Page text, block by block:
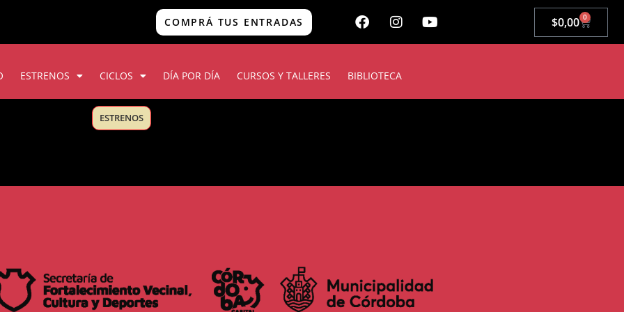
COMPRÁ TUS ENTRADAS $0,00 0
ESTRENOS CICLOS DÍA POR DÍA CURSOS Y TALLERES BIBLIOTECA
ESTRENOS